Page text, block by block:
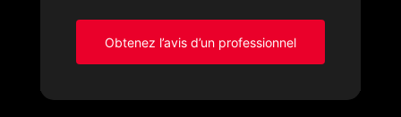
Obtenez l’avis d’un professionnel